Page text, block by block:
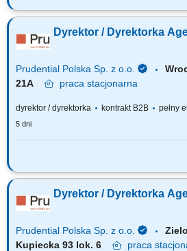
Za co będziesz odpowiadać: własny biznes
Planowania Finansowego oraz Menedżerów,
Klientów poprzez aktywną sprzedaż własną,
Dyrektor / Dyrektorka
Prudential Polska Sp. z o.o.
21A
praca stacjonarna
dyrektor / dyrektorka kontrakt B2B pełny
5 dni
Za co będziesz odpowiadać: własny biznes
Planowania Finansowego oraz Menedżerów,
Klientów poprzez aktywną sprzedaż własną,
Dyrektor / Dyrektorka
Prudential Polska Sp. z o.o.
Kupiecka 93 lok. 6
praca